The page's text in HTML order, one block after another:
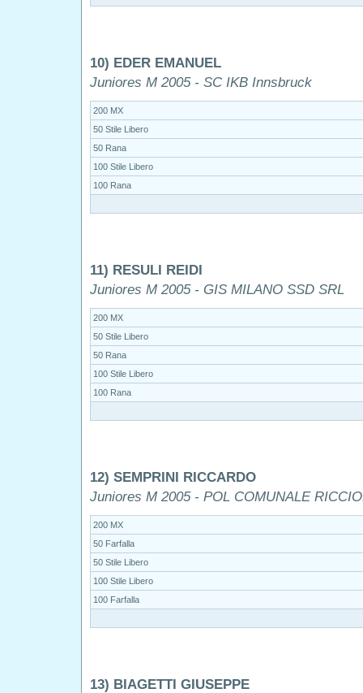
10) EDER EMANUEL
Juniores M 2005 - SC IKB Innsbruck
200 MX
50 Stile Libero
50 Rana
100 Stile Libero
100 Rana
11) RESULI REIDI
Juniores M 2005 - GIS MILANO SSD SRL
200 MX
50 Stile Libero
50 Rana
100 Stile Libero
100 Rana
12) SEMPRINI RICCARDO
Juniores M 2005 - POL COMUNALE
200 MX
50 Farfalla
50 Stile Libero
100 Stile Libero
100 Farfalla
13) BIAGETTI GIUSEPPE